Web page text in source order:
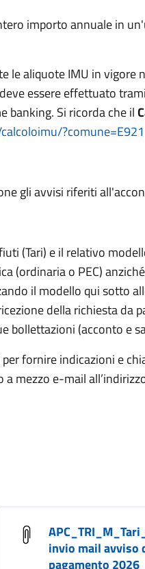
importo annuale in
le aliquote IMU in vigore
essere effettuato
banking. Si ricorda che il
?comune=E921
gli avvisi riferiti
(Tari) e il relativo
(ordinaria o PEC)
il modello qui sotto
della richiesta da
bollettazioni (acconto e
fornire indicazioni e
mezzo e-mail
invio mail avviso
pagamento 2026